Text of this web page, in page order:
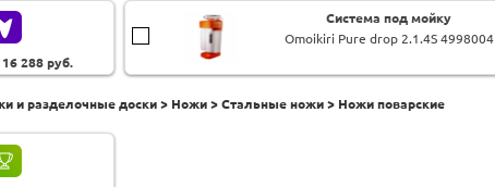
16 288руб.
Система под мойку
Omoikiri Pure drop 2.1.4S 4998004
и разделочные доски > Ножи > Стальные ножи > Ножи поварские